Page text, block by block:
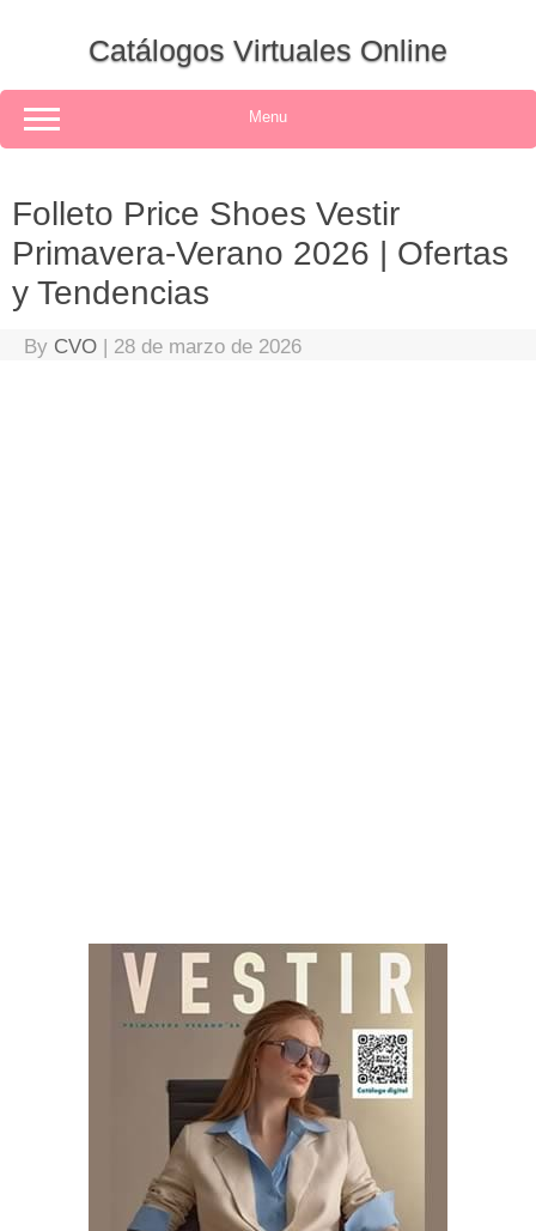
Catálogos Virtuales Online
Menu
Folleto Price Shoes Vestir
Primavera-Verano 2026 | Ofertas
y Tendencias
By CVO | 28 de marzo de 2026